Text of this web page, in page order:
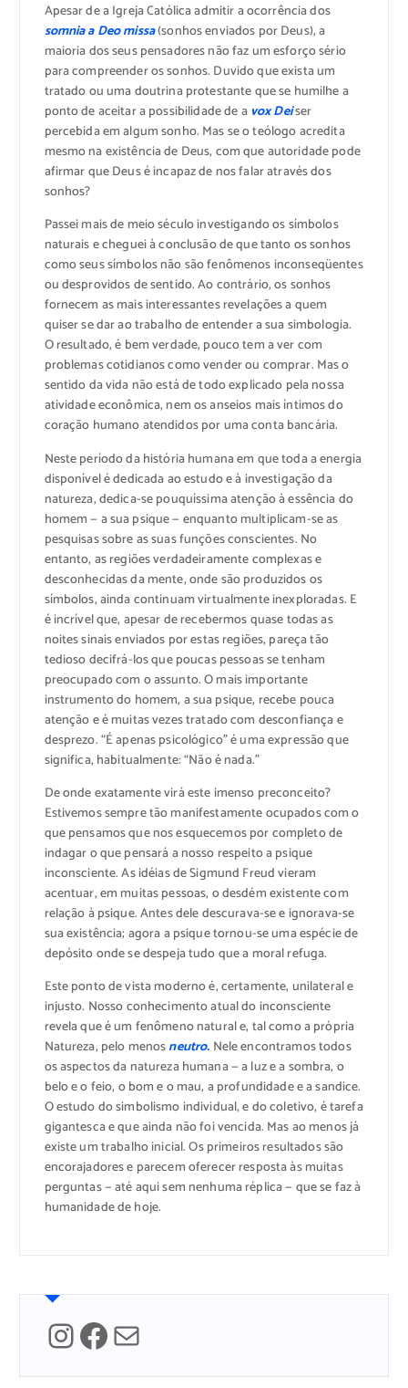
Apesar de a Igreja Católica admitir a ocorrência dos
somnia a Deo missa(sonhos enviados por Deus), a
maioria dos seus pensadores não faz um esforço sério
para compreender os sonhos. Duvido que exista um
tratado ou uma doutrina protestante que se humilhe a
ponto de aceitar a possibilidade de avox Deiser
percebida em algum sonho. Mas se o teólogo acredita
mesmo na existência de Deus, com que autoridade pode
afirmar que Deus é incapaz de nos falar através dos
sonhos?
Passei mais de meio século investigando os símbolos
naturais e cheguei à conclusão de que tanto os sonhos
como seus símbolos não são fenômenos inconseqüentes
ou desprovidos de sentido. Ao contrário, os sonhos
fornecem as mais interessantes revelações a quem
quiser se dar ao trabalho de entender a sua simbologia.
O resultado, é bem verdade, pouco tem a ver com
problemas cotidianos como vender ou comprar. Mas o
sentido da vida não está de todo explicado pela nossa
atividade econômica, nem os anseios mais íntimos do
coração humano atendidos por uma conta bancária.
Neste período da história humana em que toda a energia
disponível é dedicada ao estudo e à investigação da
natureza, dedica-se pouquíssima atenção à essência do
homem — a sua psique — enquanto multiplicam-se as
pesquisas sobre as suas funções conscientes. No
entanto, as regiões verdadeiramente complexas e
desconhecidas da mente, onde são produzidos os
símbolos, ainda continuam virtualmente inexploradas. E
é incrível que, apesar de recebermos quase todas as
noites sinais enviados por estas regiões, pareça tão
tedioso decifrá-los que poucas pessoas se tenham
preocupado com o assunto. O mais importante
instrumento do homem, a sua psique, recebe pouca
atenção e é muitas vezes tratado com desconfiança e
desprezo. “É apenas psicológico” é uma expressão que
significa, habitualmente: “Não é nada.”
De onde exatamente virá este imenso preconceito?
Estivemos sempre tão manifestamente ocupados com o
que pensamos que nos esquecemos por completo de
indagar o que pensará a nosso respeito a psique
inconsciente. As idéias de Sigmund Freud vieram
acentuar, em muitas pessoas, o desdém existente com
relação à psique. Antes dele descurava-se e ignorava-se
sua existência; agora a psique tornou-se uma espécie de
depósito onde se despeja tudo que a moral refuga.
Este ponto de vista moderno é, certamente, unilateral e
injusto. Nosso conhecimento atual do inconsciente
revela que é um fenômeno natural e, tal como a própria
Natureza, pelo menosneutro. Nele encontramos todos
os aspectos da natureza humana — a luz e a sombra, o
belo e o feio, o bom e o mau, a profundidade e a sandice.
O estudo do simbolismo individual, e do coletivo, é tarefa
gigantesca e que ainda não foi vencida. Mas ao menos já
existe um trabalho inicial. Os primeiros resultados são
encorajadores e parecem oferecer resposta às muitas
perguntas — até aqui sem nenhuma réplica — que se faz à
humanidade de hoje.
InstagramFacebook Mail